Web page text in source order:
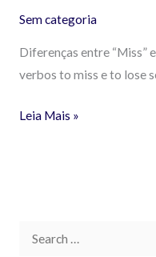
Sem categoria
Diferenças entre “Miss”
verbos to miss e to lose
Leia Mais »